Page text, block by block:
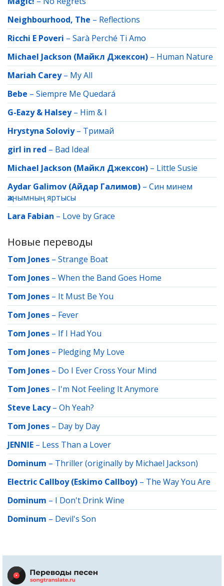
Neighbourhood, The – Reflections
Ricchi E Poveri – Sarà Perché Ti Amo
Michael Jackson (Майкл Джексон) – Human Nature
Mariah Carey– My All
Bebe – Siempre Me Quedará
G-Eazy & Halsey– Him & I
Hrystyna Soloviy– Тримай
girl in red – Bad Idea!
Michael Jackson (Майкл Джексон) – Little Susie
Aydar Galimov (Айдар Галимов) – Син минем
җанымның яртысы
Lara Fabian – Love by Grace
Новые переводы
Tom Jones – Strange Boat
Tom Jones – When the Band Goes Home
Tom Jones – It Must Be You
Tom Jones – Fever
Tom Jones – If I Had You
Tom Jones – Pledging My Love
Tom Jones – Do I Ever Cross Your Mind
Tom Jones – I'm Not Feeling It Anymore
Steve Lacy– Oh Yeah?
Tom Jones – Day by Day
JENNIE – Less Than a Lover
Dominum – Thriller (originally by Michael Jackson)
Electric Callboy (Eskimo Callboy) – The Way You Are
Dominum – I Don't Drink Wine
Dominum – Devil's Son